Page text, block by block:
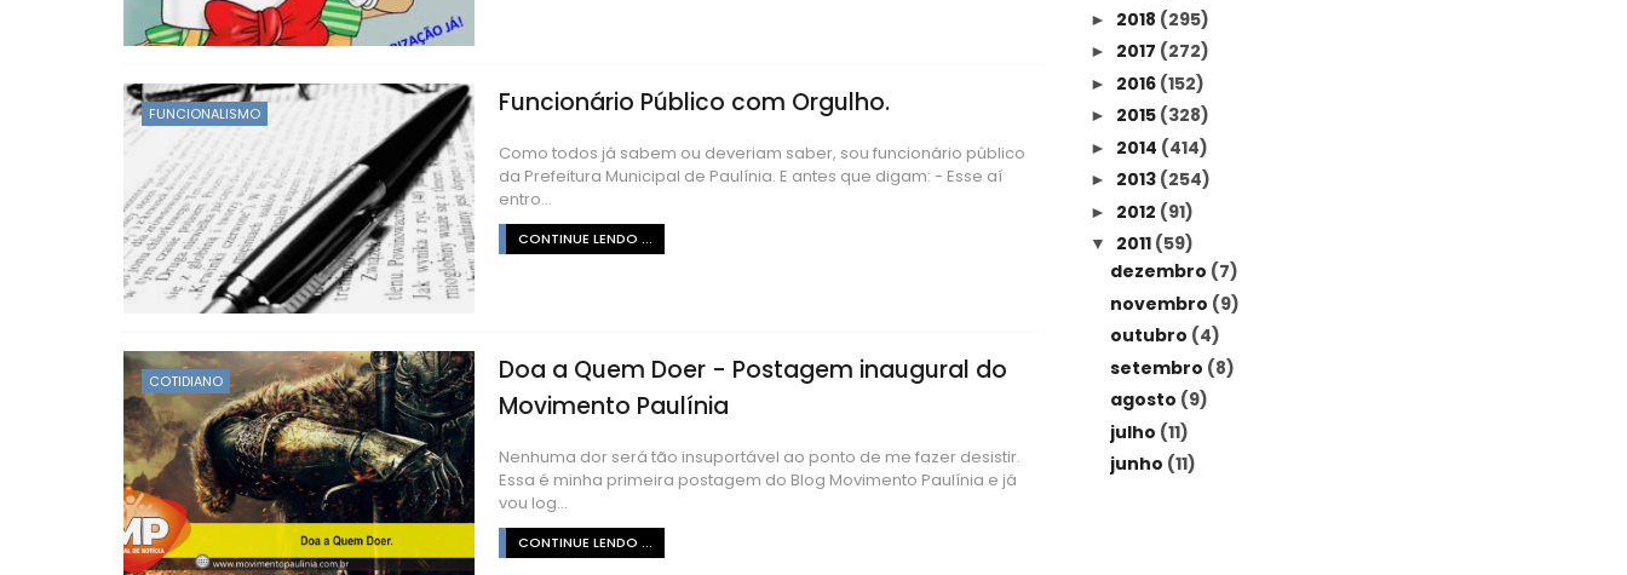
FUNCIONALISMO Funcionário Público com Orgulho.
Como todos já sabem ou deveriam saber, sou funcionário público
da Prefeitura Municipal de Paulínia. E antes que digam: - Esse aí
entro...
CONTINUE LENDO ...
COTIDIANO
Doa a Quem Doer - Postagem inaugural do
Movimento Paulínia
Nenhuma dor será tão insuportável ao ponto de me fazer desistir.
Essa é minha primeira postagem do Blog Movimento Paulínia e já
vou log...
CONTINUE LENDO ...
► 2018 (295)
► 2017 (272)
► 2016 (152)
► 2015 (328)
► 2014 (414)
► 2013 (254)
► 2012 (91)
▼ 2011 (59)
dezembro (7)
novembro (9)
outubro (4)
setembro (8)
agosto (9)
julho (11)
junho (11)